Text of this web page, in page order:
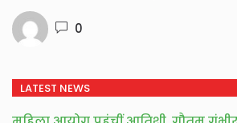
0
LATEST NEWS